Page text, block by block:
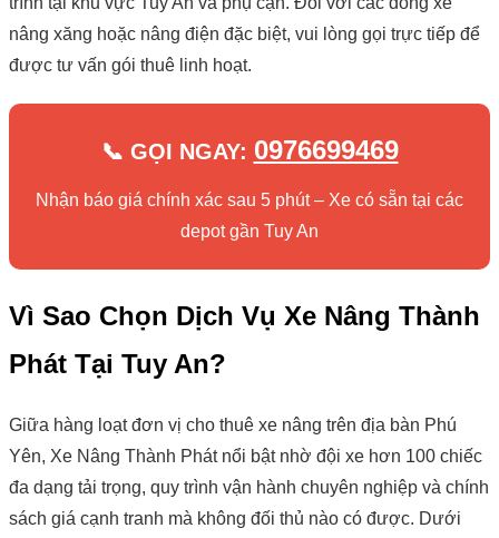
nâng xăng hoặc nâng điện đặc biệt, vui lòng gọi trực tiếp để
được tư vấn gói thuê linh hoạt.
📞 GỌI NGAY: 0976699469
Nhận báo giá chính xác sau 5 phút – Xe có sẵn tại các
depot gần Tuy An
Vì Sao Chọn Dịch Vụ Xe Nâng Thành
Phát Tại Tuy An?
Giữa hàng loạt đơn vị cho thuê xe nâng trên địa bàn Phú
Yên, Xe Nâng Thành Phát nổi bật nhờ đội xe hơn 100 chiếc
đa dạng tải trọng, quy trình vận hành chuyên nghiệp và chính
sách giá cạnh tranh mà không đối thủ nào có được. Dưới